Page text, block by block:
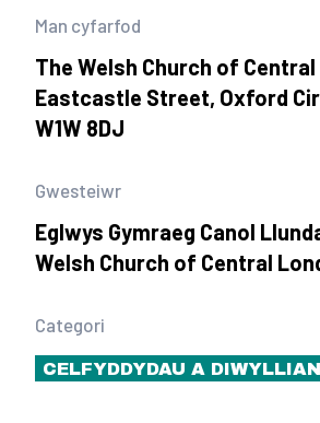
Man cyfarfod
The Welsh Church of
Eastcastle Street, Oxford
W1W 8DJ
Gwesteiwr
Eglwys Gymraeg Canol
Welsh Church of Central
Categori
CELFYDDYDAU A